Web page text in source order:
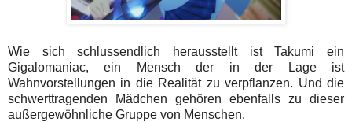
Wie sich schlussendlich herausstellt ist Takumi ein
Gigalomaniac, ein Mensch der in der Lage ist
Wahnvorstellungen in die Realität zu verpflanzen. Und die
schwerttragenden Mädchen gehören ebenfalls zu dieser
außergewöhnliche Gruppe von Menschen.